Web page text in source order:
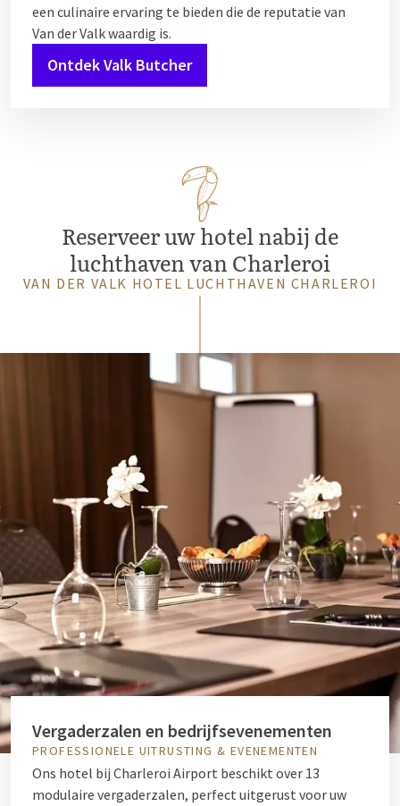
een culinaire ervaring te bieden die de reputatie van
Van der Valk waardig is.
Ontdek Valk Butcher
Reserveer uw hotel nabij de
luchthaven van Charleroi
VAN DER VALK HOTEL LUCHTHAVEN CHARLEROI
Vergaderzalen en bedrijfsevenementen
PROFESSIONELE UITRUSTING & EVENEMENTEN
Ons hotel bij Charleroi Airport beschikt over 13
modulaire vergaderzalen, perfect uitgerust voor uw